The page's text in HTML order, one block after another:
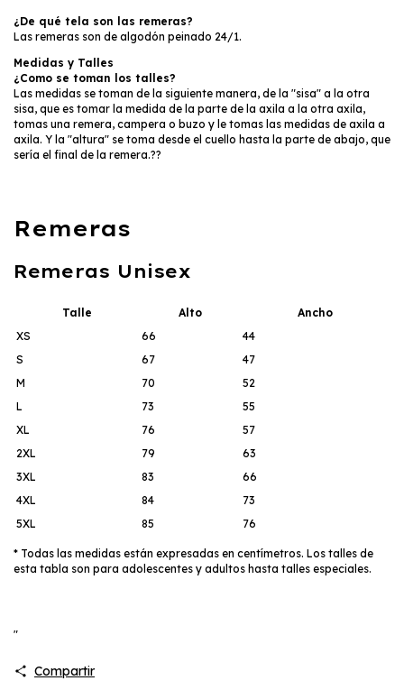
¿De qué tela son las remeras?
Las remeras son de algodón peinado 24/1.
Medidas y Talles
¿Como se toman los talles?
Las medidas se toman de la siguiente manera, de la "sisa" a la otra
sisa, que es tomar la medida de la parte de la axila a la otra axila,
tomas una remera, campera o buzo y le tomas las medidas de axila a
axila. Y la "altura" se toma desde el cuello hasta la parte de abajo, que
sería el final de la remera.??
Remeras
Remeras Unisex
Talle Alto
Ancho
XS
66
44
S
67
47
M
70
52
L
73
55
XL
76
57
2XL
79
63
3XL
83
66
4XL
84
73
5XL
85 76
* Todas las medidas están expresadas en centímetros. Los talles de
esta tabla son para adolescentes y adultos hasta talles especiales.
"
Compartir